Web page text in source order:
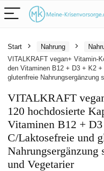
Start Nahrung
VITALKRAFT vegan+ Vitamin-
den Vitaminen B12 + D3 + K2
glutenfreie Nahrungsergänzung
VITALKRAFT
120 hochdosierte
Vitaminen B12 +
C/Laktosefreie und
Nahrungsergänzung
und Vegetarier